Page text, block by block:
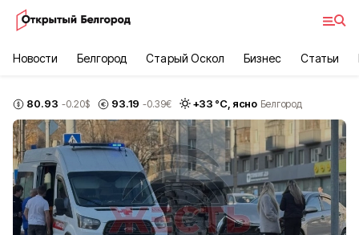
Новости Белгород Старый Оскол Бизнес Статьи
80.93 -0.20$ 93.19 -0.39€ +33 °С, ясно Белгород